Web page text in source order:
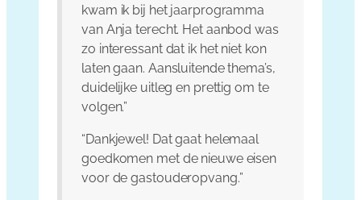
kwam ik bij het jaarprogramma
van Anja terecht. Het aanbod was
zo interessant dat ik het niet kon
laten gaan. Aansluitende thema’s,
duidelijke uitleg en prettig om te
volgen.”
“Dankjewel! Dat gaat helemaal
goedkomen met de nieuwe eisen
voor de gastouderopvang.”